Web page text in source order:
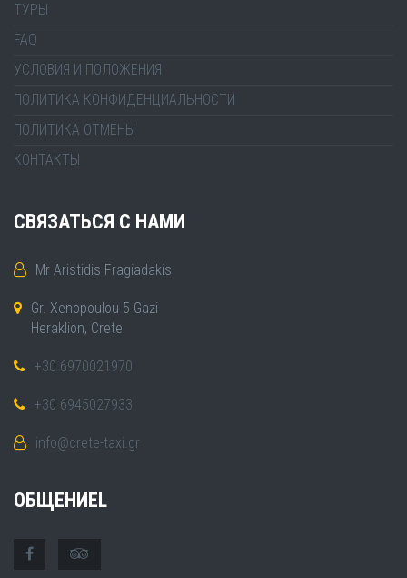
ТУРЫ
FAQ
УСЛОВИЯ И ПОЛОЖЕНИЯ
ПОЛИТИКА КОНФИДЕНЦИАЛЬНОСТИ
ПОЛИТИКА ОТМЕНЫ
КОНТАКТЫ
СВЯЗАТЬСЯ С НАМИ
Mr Aristidis Fragiadakis
Gr. Xenopoulou 5 Gazi
Heraklion, Crete
+30 6970021970
+30 6945027933
info@crete-taxi.gr
ОБЩЕНИЕL